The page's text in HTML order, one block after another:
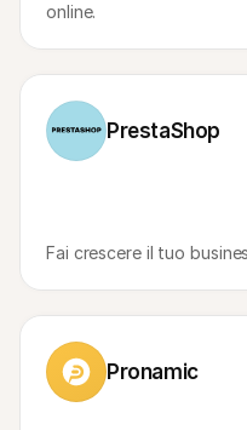
online.
PrestaShop
Fai crescere il tuo
Pronamic